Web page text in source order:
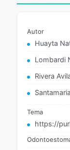
Autor
Huayta
Lombardi
Rivera
Tema
https://